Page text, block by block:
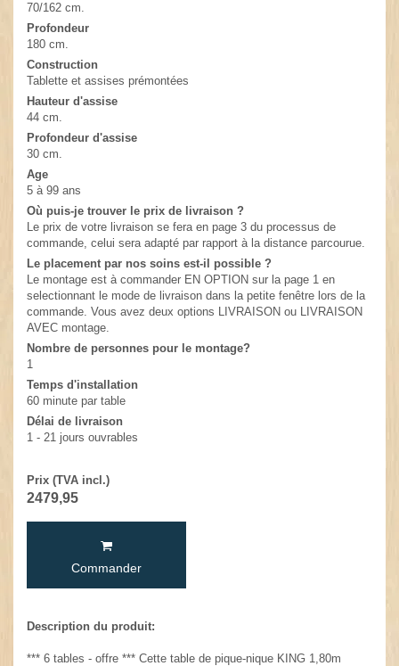
70/162 cm.
Profondeur
180 cm.
Construction
Tablette et assises prémontées
Hauteur d'assise
44 cm.
Profondeur d'assise
30 cm.
Age
5 à 99 ans
Où puis-je trouver le prix de livraison ?
Le prix de votre livraison se fera en page 3 du processus de
commande, celui sera adapté par rapport à la distance parcourue.
Le placement par nos soins est-il possible ?
Le montage est à commander EN OPTION sur la page 1 en
selectionnant le mode de livraison dans la petite fenêtre lors de la
commande. Vous avez deux options LIVRAISON ou LIVRAISON
AVEC montage.
Nombre de personnes pour le montage?
1
Temps d'installation
60 minute par table
Délai de livraison
1 - 21 jours ouvrables
Prix (TVA incl.)
2479,95
Commander
Description du produit:
*** 6 tables - offre *** Cette table de pique-nique KING 1,80m